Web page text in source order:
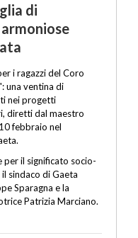
di
i ragazzi del Coro
una ventina di
nei progetti
diretti dal maestro
febbraio nel
per il significato socio-
sindaco di Gaeta
Sparagna e la
Patrizia Marciano.